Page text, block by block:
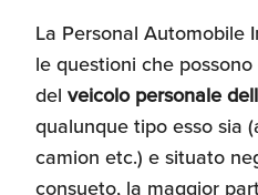
La Personal Automobile
le questioni che
del veicolo personale
qualunque tipo esso sia
camion etc.) e situato
consueto, la maggior